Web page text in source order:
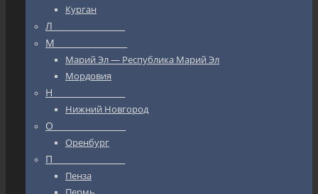
Курган
Л_________________
М_________________
Марий Эл — Республика Марий Эл
Мордовия
Н_________________
Нижний Новгород
О_________________
Оренбург
П_________________
Пенза